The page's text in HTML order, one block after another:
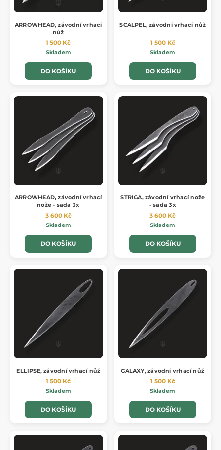
ARROWHEAD, závodní vrhací
nůž
1 500 Kč
Skladem
DO KOŠÍKU
SCALPEL, závodní vrhací nůž
1 500 Kč
Skladem
DO KOŠÍKU
ARROWHEAD, závodní vrhací
nože - sada 3x
3 600 Kč
Skladem
DO KOŠÍKU
STRIGA, závodní vrhací nože
- sada 3x
3 600 Kč
Skladem
DO KOŠÍKU
ELLIPSE, závodní vrhací nůž
1 500 Kč
Skladem
DO KOŠÍKU
GALAXY, závodní vrhací nůž
1 500 Kč
Skladem
DO KOŠÍKU